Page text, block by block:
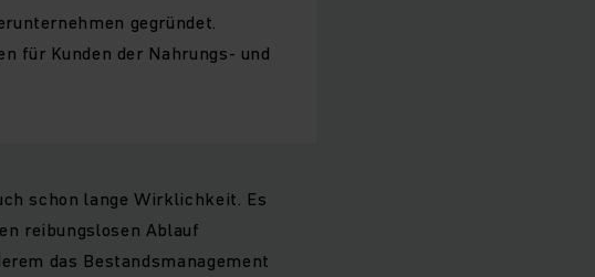
gegründet.
für Kunden der Nahrungs- und
schon lange Wirklichkeit. Es
reibungslosen Ablauf
das Bestandsmanagement